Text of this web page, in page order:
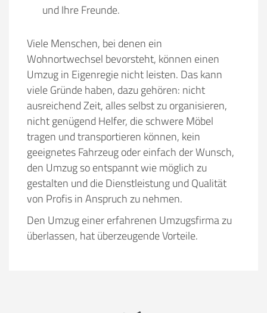
und Ihre Freunde.
Viele Menschen, bei denen ein
Wohnortwechsel bevorsteht, können einen
Umzug in Eigenregie nicht leisten. Das kann
viele Gründe haben, dazu gehören: nicht
ausreichend Zeit, alles selbst zu organisieren,
nicht genügend Helfer, die schwere Möbel
tragen und transportieren können, kein
geeignetes Fahrzeug oder einfach der Wunsch,
den Umzug so entspannt wie möglich zu
gestalten und die Dienstleistung und Qualität
von Profis in Anspruch zu nehmen.
Den Umzug einer erfahrenen Umzugsfirma zu
überlassen, hat überzeugende Vorteile.